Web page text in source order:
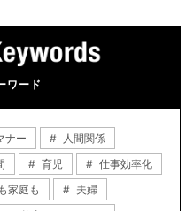
ワード
ナー
人間関係
育児
仕事効率化
家庭も
夫婦